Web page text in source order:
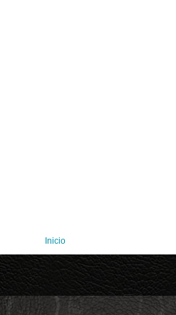
Inicio